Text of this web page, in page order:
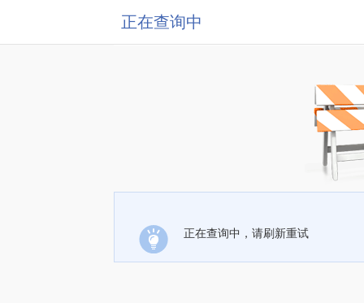
正在查询中
正在查询中，请刷新重试